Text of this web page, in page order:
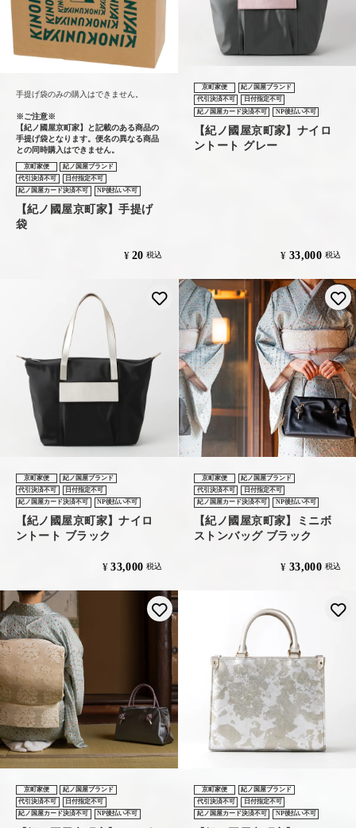
手提げ袋のみの購入はできません。
※ご注意※
【紀ノ國屋京町家】と記載のある商品の
手提げ袋となります。便名の異なる商品
との同時購入はできません。
京町家便
紀ノ国屋ブランド
代引決済不可
日付指定不可
紀ノ国屋カード決済不可
NP後払い不可
【紀ノ國屋京町家】手提げ
袋
¥ 20 税込
京町家便
紀ノ国屋ブランド
代引決済不可
日付指定不可
紀ノ国屋カード決済不可
NP後払い不可
【紀ノ國屋京町家】ナイロ
ントート グレー
¥ 33,000 税込
京町家便
紀ノ国屋ブランド
代引決済不可
日付指定不可
紀ノ国屋カード決済不可
NP後払い不可
【紀ノ國屋京町家】ナイロ
ントート ブラック
お気に入りに登録する
¥ 33,000 税込
京町家便
紀ノ国屋ブランド
代引決済不可
日付指定不可
紀ノ国屋カード決済不可
NP後払い不可
【紀ノ國屋京町家】ミニボ
ストンバッグ ブラック
¥ 33,000 税込
京町家便
紀ノ国屋ブランド
代引決済不可
日付指定不可
紀ノ国屋カード決済不可
NP後払い不可
京町家便
紀ノ国屋ブランド
代引決済不可
日付指定不可
紀ノ国屋カード決済不可
NP後払い不可